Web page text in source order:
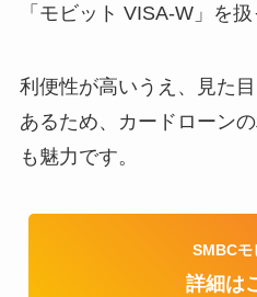
「モビット VISA-W」を扱
利便性が高いうえ、見た
あるため、カードローン
も魅力です。
SMBCモ
詳細は